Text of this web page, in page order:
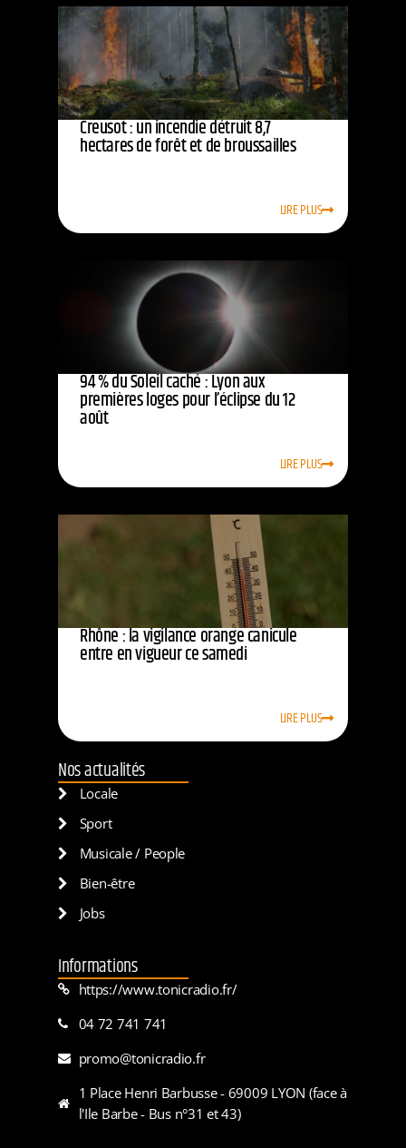
Creusot : un incendie détruit 8,7
hectares de forêt et de broussailles
LIRE PLUS
94 % du Soleil caché : Lyon aux
premières loges pour l’éclipse du 12
août
LIRE PLUS
Rhône : la vigilance orange canicule
entre en vigueur ce samedi
LIRE PLUS
Nos actualités
Locale
Sport
Musicale / People
Bien-être
Jobs
Informations
https://www.tonicradio.fr/
04 72 741 741
promo@tonicradio.fr
1 Place Henri Barbusse - 69009 LYON (face à
l'Ile Barbe - Bus n°31 et 43)